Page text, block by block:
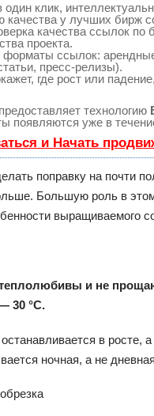
клик,
качества у лучших бирж
качества ссылок по
проекта.
ссылок:
пресс-релизы).
где рост или
технологию
появляются уже в
и Начать
поправку на почти
Большую роль в
выращиваемого
и не
30 °C.
в росте,
ночная, а не